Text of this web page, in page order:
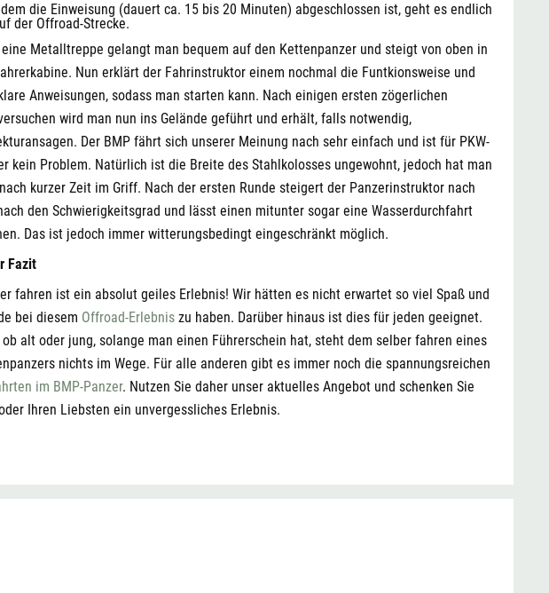
die Einweisung (dauert ca. 15 bis 20 Minuten) abgeschlossen ist, geht es endlich
der Offroad-Strecke.
eine Metalltreppe gelangt man bequem auf den Kettenpanzer und steigt von oben in
Nun erklärt der Fahrinstruktor einem nochmal die Funtkionsweise und
Anweisungen, sodass man starten kann. Nach einigen ersten zögerlichen
wird man nun ins Gelände geführt und erhält, falls notwendig,
Der BMP fährt sich unserer Meinung nach sehr einfach und ist für PKW-
kein Problem. Natürlich ist die Breite des Stahlkolosses ungewohnt, jedoch hat man
kurzer Zeit im Griff. Nach der ersten Runde steigert der Panzerinstruktor nach
den Schwierigkeitsgrad und lässt einen mitunter sogar eine Wasserdurchfahrt
Das ist jedoch immer witterungsbedingt eingeschränkt möglich.
Fazit
fahren ist ein absolut geiles Erlebnis! Wir hätten es nicht erwartet so viel Spaß und
bei diesem Offroad-Erlebnis zu haben. Darüber hinaus ist dies für jeden geeignet.
ob alt oder jung, solange man einen Führerschein hat, steht dem selber fahren eines
nichts im Wege. Für alle anderen gibt es immer noch die spannungsreichen
im BMP-Panzer. Nutzen Sie daher unser aktuelles Angebot und schenken Sie
Ihren Liebsten ein unvergessliches Erlebnis.